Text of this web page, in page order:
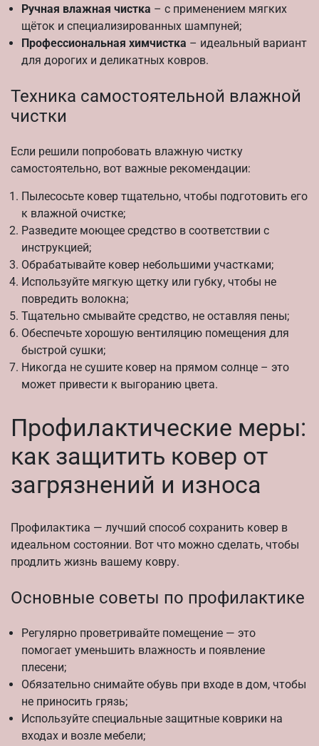
Ручная влажная чистка – с применением мягких
щёток и специализированных шампуней;
Профессиональная химчистка – идеальный вариант
для дорогих и деликатных ковров.
Техника самостоятельной влажной
чистки
Если решили попробовать влажную чистку
самостоятельно, вот важные рекомендации:
Пылесосьте ковер тщательно, чтобы подготовить его
к влажной очистке;
Разведите моющее средство в соответствии с
инструкцией;
Обрабатывайте ковер небольшими участками;
Используйте мягкую щетку или губку, чтобы не
повредить волокна;
Тщательно смывайте средство, не оставляя пены;
Обеспечьте хорошую вентиляцию помещения для
быстрой сушки;
Никогда не сушите ковер на прямом солнце – это
может привести к выгоранию цвета.
Профилактические меры:
как защитить ковер от
загрязнений и износа
Профилактика — лучший способ сохранить ковер в
идеальном состоянии. Вот что можно сделать, чтобы
продлить жизнь вашему ковру.
Основные советы по профилактике
Регулярно проветривайте помещение — это
помогает уменьшить влажность и появление
плесени;
Обязательно снимайте обувь при входе в дом, чтобы
не приносить грязь;
Используйте специальные защитные коврики на
входах и возле мебели;